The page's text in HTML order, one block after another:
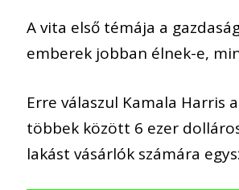
A vita első témája a
emberek jobban élnek-e,
Erre válaszul Kamala
többek között 6 ezer
lakást vásárlók számára